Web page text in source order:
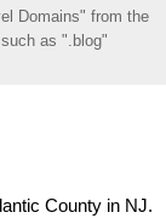
Domains" from the
as ".blog"
County in NJ.